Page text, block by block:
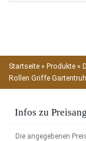
Startseite » Produkte »
Rollen Griffe
Infos zu
Die angegebenen